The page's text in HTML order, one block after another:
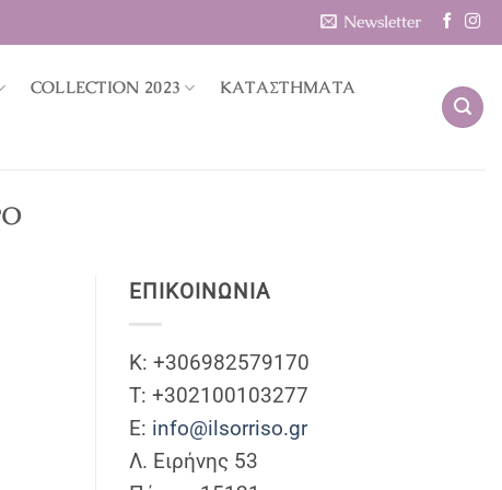
Newsletter
COLLECTION 2023
ΚΑΤΑΣΤΗΜΑΤΑ
ΕΠΙΚΟΙΝΩΝΊΑ
Κ: +306982579170
T: +302100103277
Ε: info@ilsorriso.gr
Λ. Ειρήνης 53